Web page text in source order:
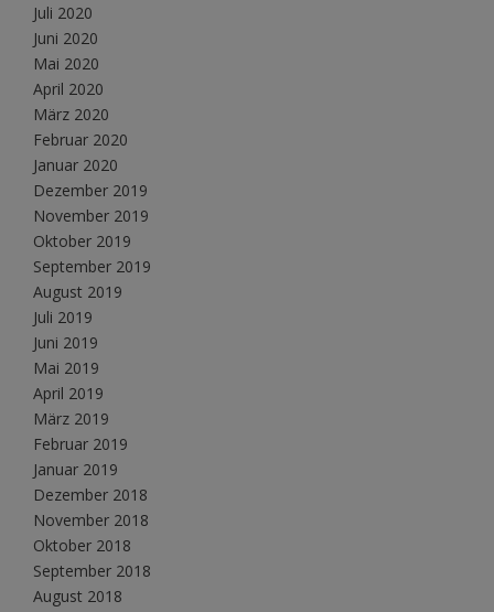
Juli 2020
Juni 2020
Mai 2020
April 2020
März 2020
Februar 2020
Januar 2020
Dezember 2019
November 2019
Oktober 2019
September 2019
August 2019
Juli 2019
Juni 2019
Mai 2019
April 2019
März 2019
Februar 2019
Januar 2019
Dezember 2018
November 2018
Oktober 2018
September 2018
August 2018